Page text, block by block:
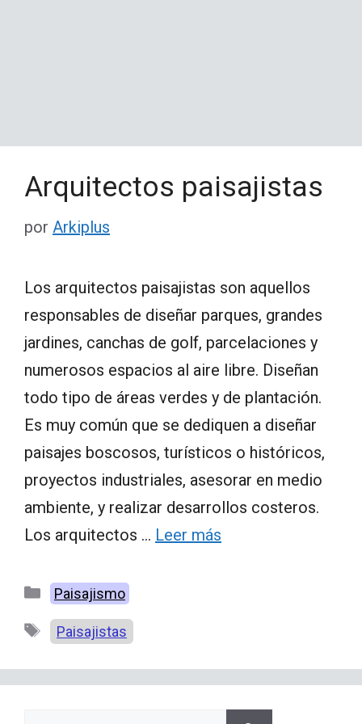
Arquitectos paisajistas
por Arkiplus
Los arquitectos paisajistas son aquellos
responsables de diseñar parques, grandes
jardines, canchas de golf, parcelaciones y
numerosos espacios al aire libre. Diseñan
todo tipo de áreas verdes y de plantación.
Es muy común que se dediquen a diseñar
paisajes boscosos, turísticos o históricos,
proyectos industriales, asesorar en medio
ambiente, y realizar desarrollos costeros.
Los arquitectos … Leer más
Categorías
Paisajismo
Etiquetas
Paisajistas